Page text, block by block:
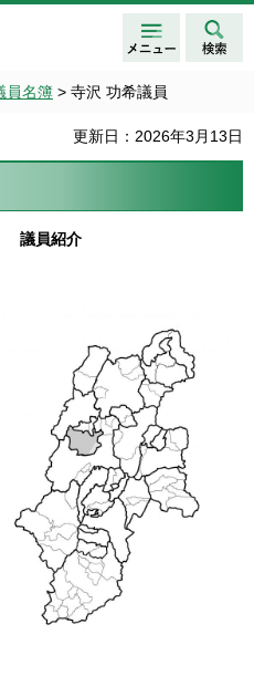
メニュ
ー
検索
員名簿 > 寺沢 功希議員
更新日：2026年3月13日
議員紹介